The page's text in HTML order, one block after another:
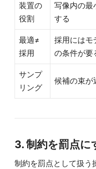
装置の
役割
写像内の最
する
最適≠
採用
採用にはモ
の条件が要
サンプ
リング
候補の束が
3. 制約を罰点
制約を罰点として扱う